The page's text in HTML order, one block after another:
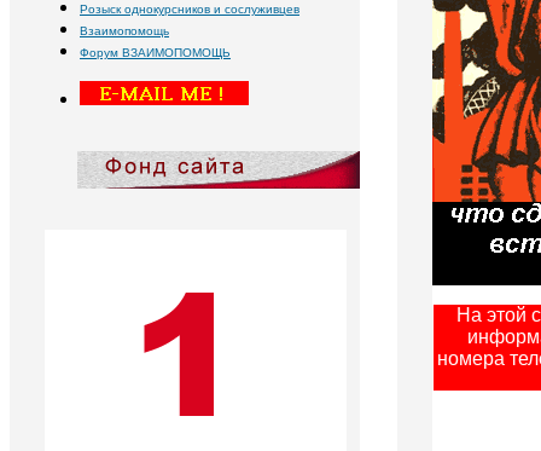
Розыск однокурсников и сослуживцев
Взаимопомощь
Форум ВЗАИМОПОМОЩЬ
На этой
номера